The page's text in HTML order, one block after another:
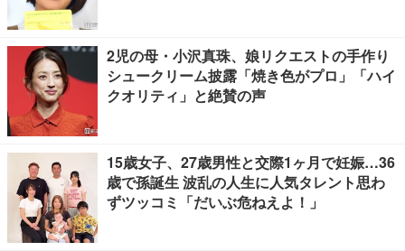
2児の母・小沢真珠、娘リクエストの手作り
シュークリーム披露「焼き色がプロ」「ハイ
クオリティ」と絶賛の声
15歳女子、27歳男性と交際1ヶ月で妊娠…36
歳で孫誕生 波乱の人生に人気タレント思わ
ずツッコミ「だいぶ危ねえよ！」